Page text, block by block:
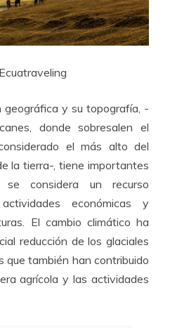
geográfica y su topografía, -
donde sobresalen el
el más alto del
la tierra-, tiene importantes
se considera un recurso
económicas y
El cambio climático ha
reducción de los glaciales
que también han contribuido
agrícola y las actividades